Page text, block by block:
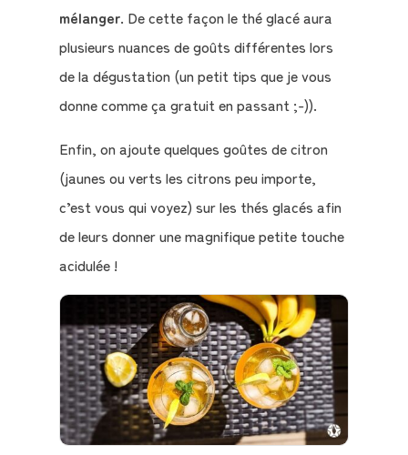
mélanger. De cette façon le thé glacé aura
plusieurs nuances de goûts différentes lors
de la dégustation (un petit tips que je vous
donne comme ça gratuit en passant ;-)).
Enfin, on ajoute quelques goûtes de citron
(jaunes ou verts les citrons peu importe,
c’est vous qui voyez) sur les thés glacés afin
de leurs donner une magnifique petite touche
acidulée !